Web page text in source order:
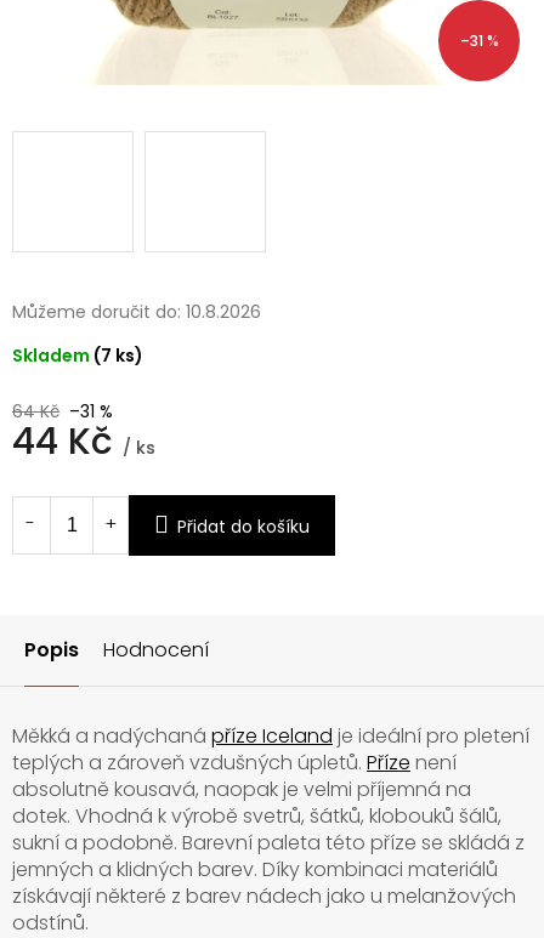
–31 %
64 Kč –31 %
44 Kč / ks
cena:
Skladem (7 ks)
Můžeme doručit do: 10.8.2026
Přidat do košíku
Popis Hodnocení
Měkká a nadýchaná příze Iceland je ideální pro pletení
teplých a zároveň vzdušných úpletů. Příze není
absolutně kousavá, naopak je velmi příjemná na
dotek. Vhodná k výrobě svetrů, šátků, klobouků šálů,
sukní a podobně. Barevní paleta této příze se skládá z
jemných a klidných barev. Díky kombinaci materiálů
získávají některé z barev nádech jako u melanžových
odstínů.